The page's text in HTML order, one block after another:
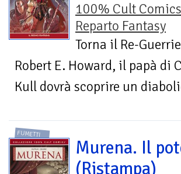
100% Cult Comics
Reparto Fantasy
Torna il Re-
Robert E. Howard, il papà di
Kull dovrà scoprire un
FUMETTI
Murena. Il
(Ristampa)